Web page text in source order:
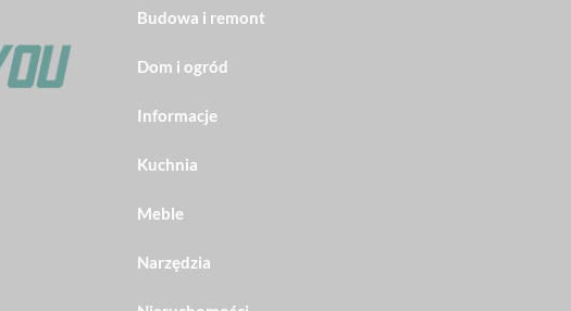
Budowa i remont
Dom i ogród
Informacje
Kuchnia
Meble
Narzędzia